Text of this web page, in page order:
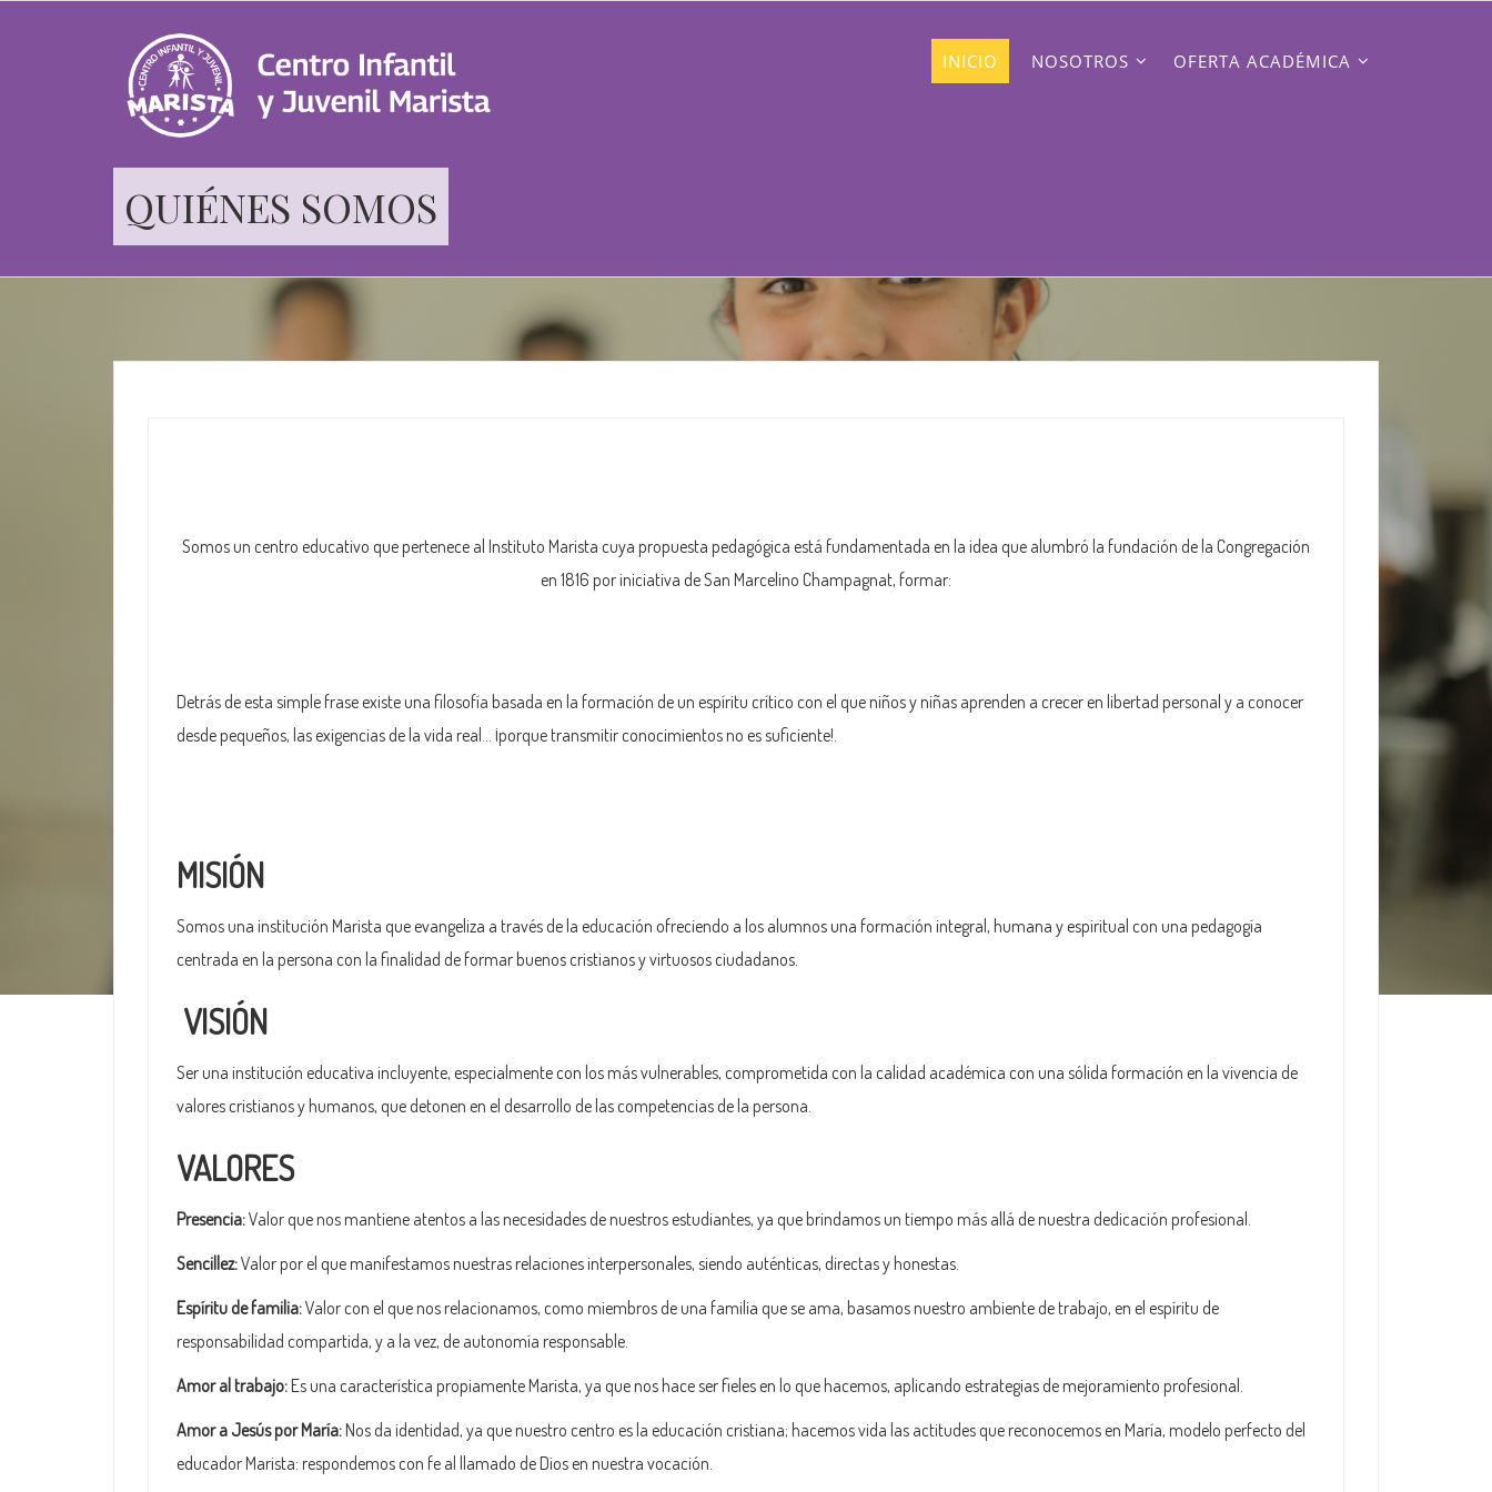
INICIO NOSOTROS OFERTA ACADÉMICA
QUIÉNES SOMOS
Somos un centro educativo que pertenece al Instituto Marista cuya propuesta pedagógica está fundamentada en la idea que alumbró la fundación de la Congregación
en 1816 por iniciativa de San Marcelino Champagnat, formar:
Detrás de esta simple frase existe una filosofía basada en la formación de un espíritu crítico con el que niños y niñas aprenden a crecer en libertad personal y a conocer
desde pequeños, las exigencias de la vida real… ¡porque transmitir conocimientos no es suficiente!.
MISIÓN
Somos una institución Marista que evangeliza a través de la educación ofreciendo a los alumnos una formación integral, humana y espiritual con una pedagogía
centrada en la persona con la finalidad de formar buenos cristianos y virtuosos ciudadanos.
VISIÓN
Ser una institución educativa incluyente, especialmente con los más vulnerables, comprometida con la calidad académica con una sólida formación en la vivencia de
valores cristianos y humanos, que detonen en el desarrollo de las competencias de la persona.
VALORES
Presencia:Valor que nos mantiene atentos a las necesidades de nuestros estudiantes, ya que brindamos un tiempo más allá de nuestra dedicación profesional.
Sencillez:Valor por el que manifestamos nuestras relaciones interpersonales, siendo auténticas, directas y honestas.
Espíritu de familia:Valor con el que nos relacionamos, como miembros de una familia que se ama, basamos nuestro ambiente de trabajo, en el espíritu de
responsabilidad compartida, y a la vez, de autonomía responsable.
Amor al trabajo: Es una característica propiamente Marista, ya que nos hace ser fieles en lo que hacemos, aplicando estrategias de mejoramiento profesional.
Amor a Jesús por María: Nos da identidad, ya que nuestro centro es la educación cristiana; hacemos vida las actitudes que reconocemos en María, modelo perfecto del
educador Marista: respondemos con fe al llamado de Dios en nuestra vocación.